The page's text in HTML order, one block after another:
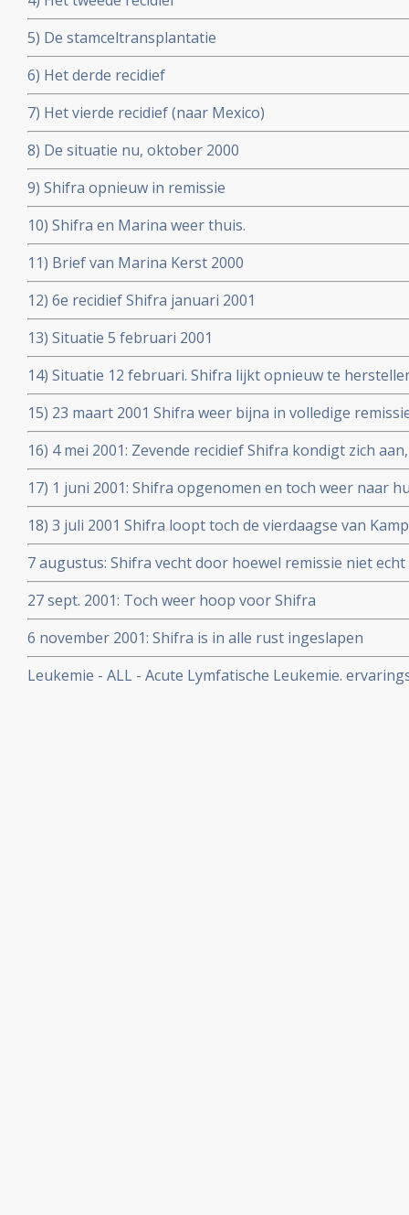
5) De stamceltransplantatie
6) Het derde recidief
7) Het vierde recidief (naar Mexico)
8) De situatie nu, oktober 2000
9) Shifra opnieuw in remissie
10) Shifra en Marina weer thuis.
11) Brief van Marina Kerst 2000
12) 6e recidief Shifra januari 2001
13) Situatie 5 februari 2001
14) Situatie 12 februari. Shifra lijkt opnieuw te
15) 23 maart 2001 Shifra weer bijna in volledige
16) 4 mei 2001: Zevende recidief Shifra kondigt zich
17) 1 juni 2001: Shifra opgenomen en toch weer naar
18) 3 juli 2001 Shifra loopt toch de vierdaagse van
in remissie
7 augustus: Shifra vecht door hoewel remissie niet
27 sept. 2001: Toch weer hoop voor Shifra
6 november 2001: Shifra is in alle rust ingeslapen
Leukemie - ALL - Acute Lymfatische Leukemie.